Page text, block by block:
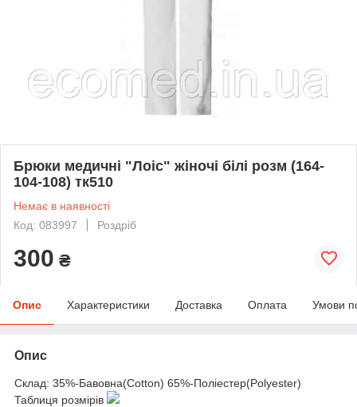
Брюки медичні "Лоіс" жіночі білі розм (164-
104-108) тк510
Немає в наявності
Код: 083997
Роздріб
300 ₴
Опис Характеристики Доставка Оплата Умови
Опис
Склад: 35%-Бавовна(Cotton) 65%-Поліестер(Polyester)
Таблиця розмірів